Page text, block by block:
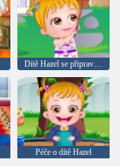
Dítě Hazel se připravuje na party na zahradě
Péče o dítě Hazel